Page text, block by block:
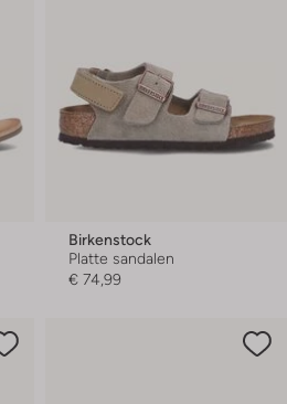
Birkenstock
Platte sandalen
€ 74,99